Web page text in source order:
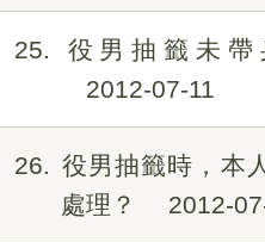
25
役男抽籤未帶
2012-07-11
26
役男抽籤時，本
處理？
2012-